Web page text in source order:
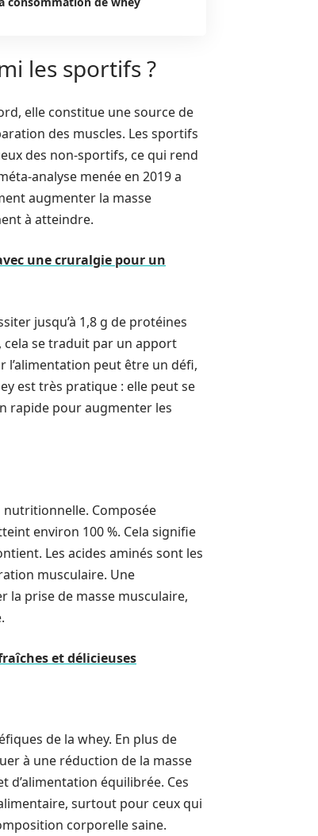
les sportifs ?
elle constitue une source de
des muscles. Les sportifs
des non-sportifs, ce qui rend
analyse menée en 2019 a
augmenter la masse
à atteindre.
une cruralgie pour un
jusqu’à 1,8 g de protéines
cela se traduit par un apport
l’alimentation peut être un défi,
est très pratique : elle peut se
rapide pour augmenter les
nutritionnelle. Composée
environ 100 %. Cela signifie
Les acides aminés sont les
musculaire. Une
la prise de masse musculaire,
et délicieuses
de la whey. En plus de
à une réduction de la masse
d’alimentation équilibrée. Ces
surtout pour ceux qui
corporelle saine.